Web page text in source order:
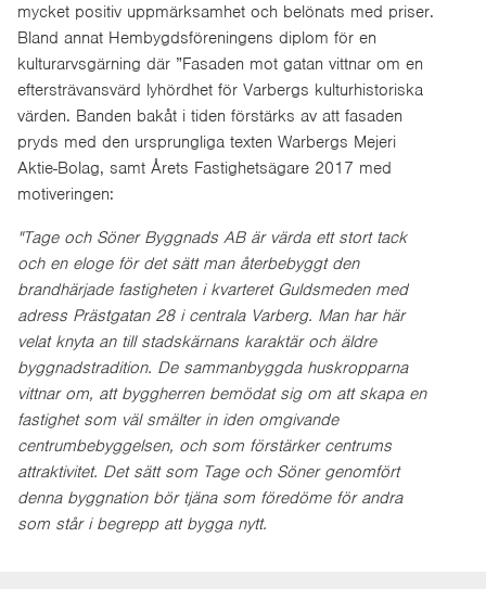
mycket positiv uppmärksamhet och belönats med priser.
Bland annat Hembygdsföreningens diplom för en
kulturarvsgärning där ”Fasaden mot gatan vittnar om en
eftersträvansvärd lyhördhet för Varbergs kulturhistoriska
värden. Banden bakåt i tiden förstärks av att fasaden
pryds med den ursprungliga texten Warbergs Mejeri
Aktie-Bolag, samt Årets Fastighetsägare 2017 med
motiveringen:
"Tage och Söner Byggnads AB är värda ett stort tack
och en eloge för det sätt man återbebyggt den
brandhärjade fastigheten i kvarteret Guldsmeden med
adress Prästgatan 28 i centrala Varberg. Man har här
velat knyta an till stadskärnans karaktär och äldre
byggnadstradition. De sammanbyggda huskropparna
vittnar om, att byggherren bemödat sig om att skapa en
fastighet som väl smälter in iden omgivande
centrumbebyggelsen, och som förstärker centrums
attraktivitet. Det sätt som Tage och Söner genomfört
denna byggnation bör tjäna som föredöme för andra
som står i begrepp att bygga nytt.